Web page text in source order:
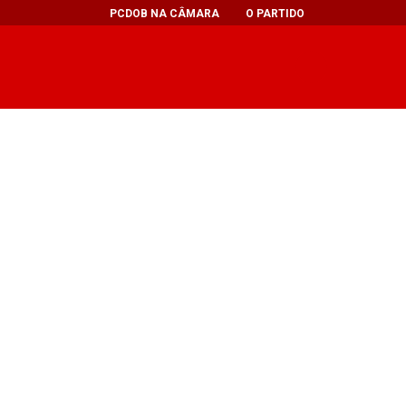
PCDOB NA CÂMARA O PARTIDO